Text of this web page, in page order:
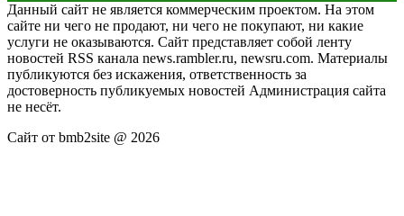
Данный сайт не является коммерческим проектом. На этом
сайте ни чего не продают, ни чего не покупают, ни какие
услуги не оказываются. Сайт представляет собой ленту
новостей RSS канала news.rambler.ru, newsru.com. Материалы
публикуются без искажения, ответственность за
достоверность публикуемых новостей Администрация сайта
не несёт.
Сайт от bmb2site @ 2026